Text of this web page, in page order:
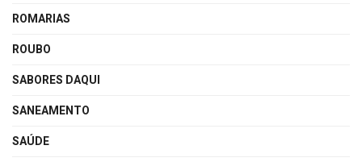
ROMARIAS
ROUBO
SABORES DAQUI
SANEAMENTO
SAÚDE